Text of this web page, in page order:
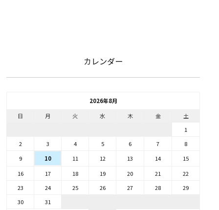
カレンダー
2026年8月
日
月 火 水 木 金 土
1
2
3 4 5 6 7
8
9
10 11 12 13 14
15
16
17 18 19 20 21
22
23
24 25 26 27 28
29
30
31